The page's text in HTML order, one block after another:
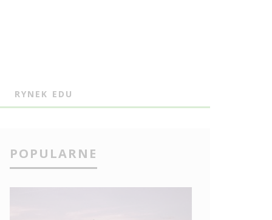
RYNEK EDU
POPULARNE